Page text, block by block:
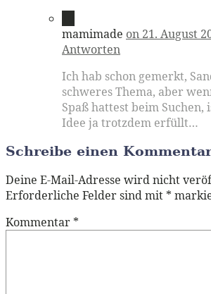
mamimade on 21. August
Antworten
Ich hab schon gemerkt,
schweres Thema, aber
Spaß hattest beim Suchen,
Idee ja trotzdem erfüllt…
Schreibe einen
Deine E-Mail-Adresse wird nicht
Erforderliche Felder sind mit *
Kommentar *